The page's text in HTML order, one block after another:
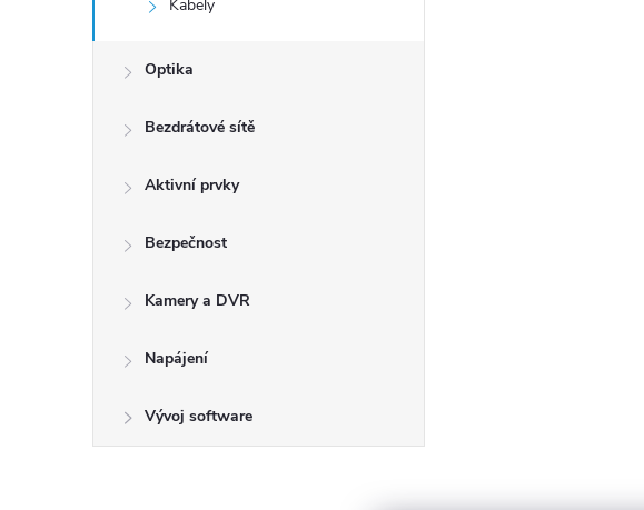
Kabely
Optika
Bezdrátové sítě
Aktivní prvky
Bezpečnost
Kamery a DVR
Napájení
Vývoj software